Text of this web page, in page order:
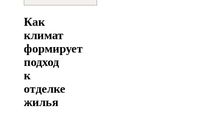
Как
климат
формирует
подход
к
отделке
жилья